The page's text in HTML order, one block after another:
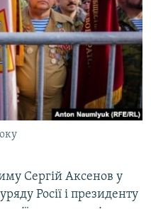
Сергій Аксенов у
Росії і президенту